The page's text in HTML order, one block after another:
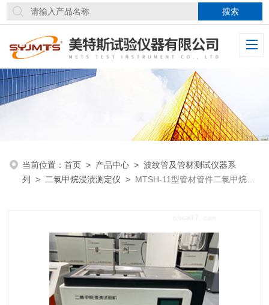
当前位置：首页 > 产品中心 >波纹管及管材测试仪器系
列
> 二氯甲烷浸渍测定仪 > MTSH-11型管材管件二氯甲烷浸